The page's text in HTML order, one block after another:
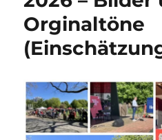
in
Orginaltöne